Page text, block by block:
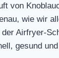
von
wie wir
Airfryer-
gesund